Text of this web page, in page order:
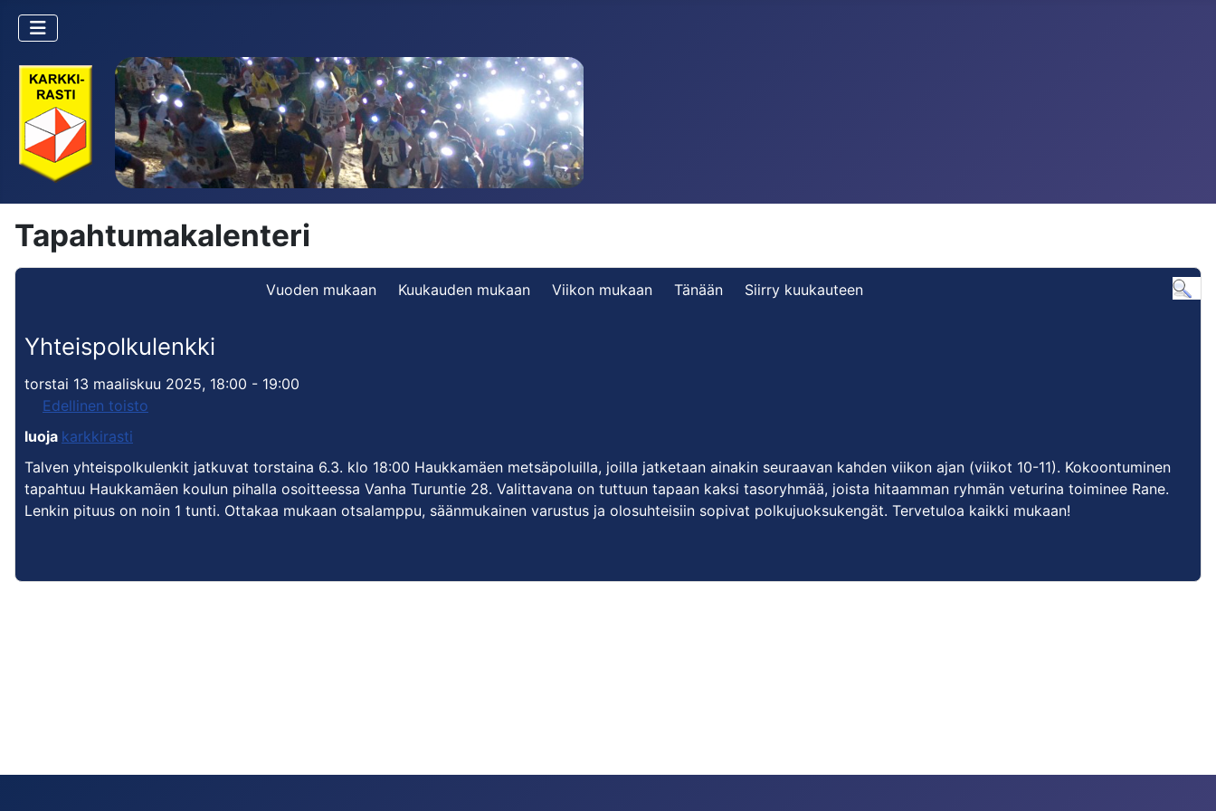
Tapahtumakalenteri
Vuoden mukaan Kuukauden mukaan Viikon mukaan Tänään Siirry kuukauteen
Yhteispolkulenkki
torstai 13 maaliskuu 2025, 18:00 - 19:00
Edellinen toisto
luoja karkkirasti
Talven yhteispolkulenkit jatkuvat torstaina 6.3. klo 18:00 Haukkamäen metsäpoluilla, joilla jatketaan ainakin seuraavan kahden viikon ajan (viikot 10-11). Kokoontuminen
tapahtuu Haukkamäen koulun pihalla osoitteessa Vanha Turuntie 28. Valittavana on tuttuun tapaan kaksi tasoryhmää, joista hitaamman ryhmän veturina toiminee Rane.
Lenkin pituus on noin 1 tunti. Ottakaa mukaan otsalamppu, säänmukainen varustus ja olosuhteisiin sopivat polkujuoksukengät. Tervetuloa kaikki mukaan!